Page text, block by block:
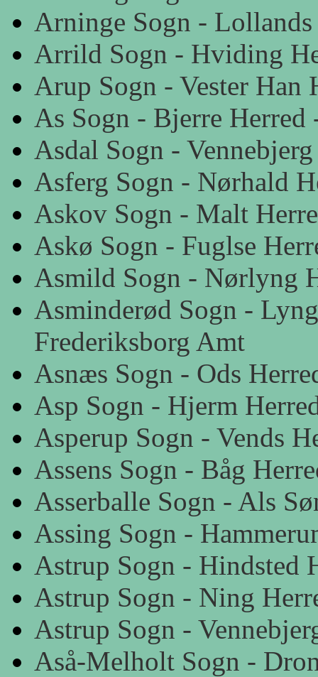
Arninge Sogn -
Arrild Sogn - Hviding
Arup Sogn - Vester Han
As Sogn - Bjerre Herred
Asdal Sogn -
Asferg Sogn - Nørhald
Askov Sogn - Malt
Askø Sogn - Fuglse
Asmild Sogn - Nørlyng
Asminderød Sogn -
Frederiksborg Amt
Asnæs Sogn - Ods
Asp Sogn - Hjerm
Asperup Sogn - Vends
Assens Sogn - Båg
Asserballe Sogn - Als
Assing Sogn -
Astrup Sogn - Hindsted
Astrup Sogn - Ning
Astrup Sogn -
Aså-Melholt Sogn -